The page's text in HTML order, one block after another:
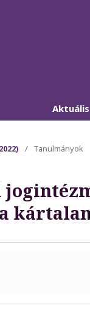
Aktuális
/ Tanulmányok